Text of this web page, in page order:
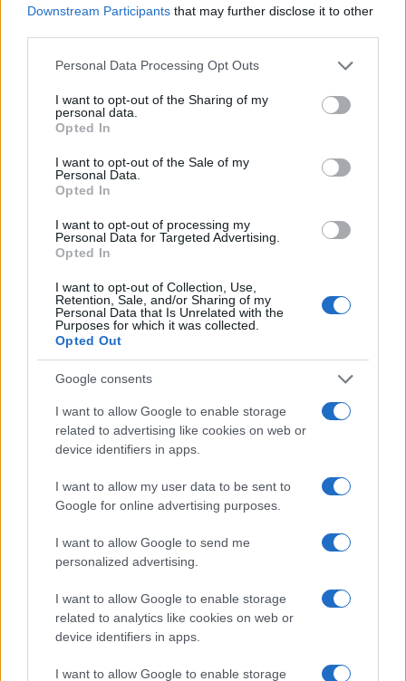
Downstream Participants that may further disclose it to other
Please note that this website/app uses one or more Google
not limited to your visit or usage behaviour. You may click to
grant or deny consent to Google and its third-party tags to
use your data for below specified purposes in below Google
consent section.
Personal Data Processing Opt Outs
I want to opt-out of the Sharing of my
personal data.
Opted In
I want to opt-out of the Sale of my
Personal Data.
Opted In
I want to opt-out of processing my
Personal Data for Targeted Advertising.
Opted In
I want to opt-out of Collection, Use,
Retention, Sale, and/or Sharing of my
Personal Data that Is Unrelated with the
Purposes for which it was collected.
Opted Out
Google consents
I want to allow Google to enable storage
related to advertising like cookies on web or
device identifiers in apps.
I want to allow my user data to be sent to
Google for online advertising purposes.
I want to allow Google to send me
personalized advertising.
I want to allow Google to enable storage
related to analytics like cookies on web or
device identifiers in apps.
I want to allow Google to enable storage
[easyazon_infoblock align=”none”
tag=”tuobenessere.it-21″]
Redazione di style24
Continua a leggere